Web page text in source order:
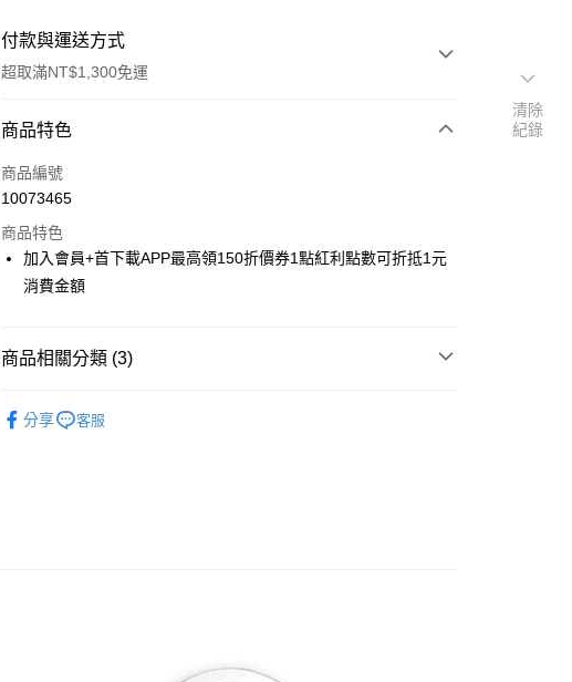
付款與運送方式
超取滿NT$1,300免運
付款方式
信用卡一次付款
LINE Pay
Apple Pay
ATM付款
每筆NT$65，滿NT$1,300(含以上)免運費
商品特色
商品編號
10073465
商品特色
加入會員+首下載APP最高領150折價券1點紅利點數可折抵1元
消費金額
商品相關分類 (3)
■文具/吊飾/紙製/胸章/壓克力立牌/掛繩
分享 客服
清除
紀錄